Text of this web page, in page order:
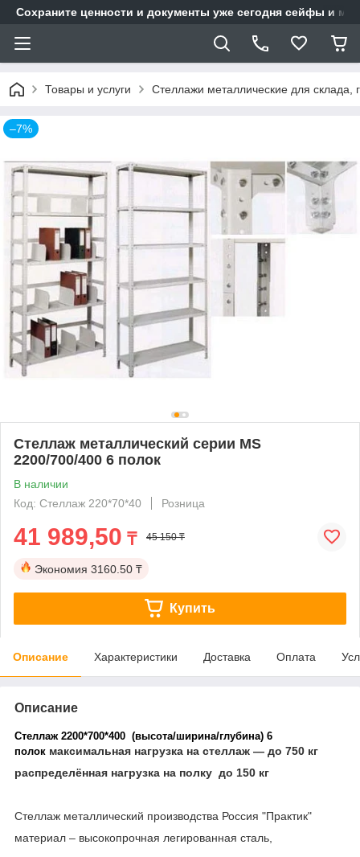
Сохраните ценности и документы уже сегодня сейфы и
Товары и услуги Стеллажи металлические для склада,
–7%
Стеллаж металлический серии MS
2200/700/400 6 полок
В наличии
Код: Стеллаж 220*70*40
Розница
41 989,50 ₸ 45 150 ₸
Экономия 3160.50 ₸
Купить
Описание Характеристики Доставка Оплата
Описание
Стеллаж 2200*700*400 (высота/ширина/глубина) 6
полок максимальная нагрузка на стеллаж ― до 750 кг
распределённая нагрузка на полку до 150 кг
Стеллаж металлический производства Россия "Практик"
материал – высокопрочная легированная сталь,